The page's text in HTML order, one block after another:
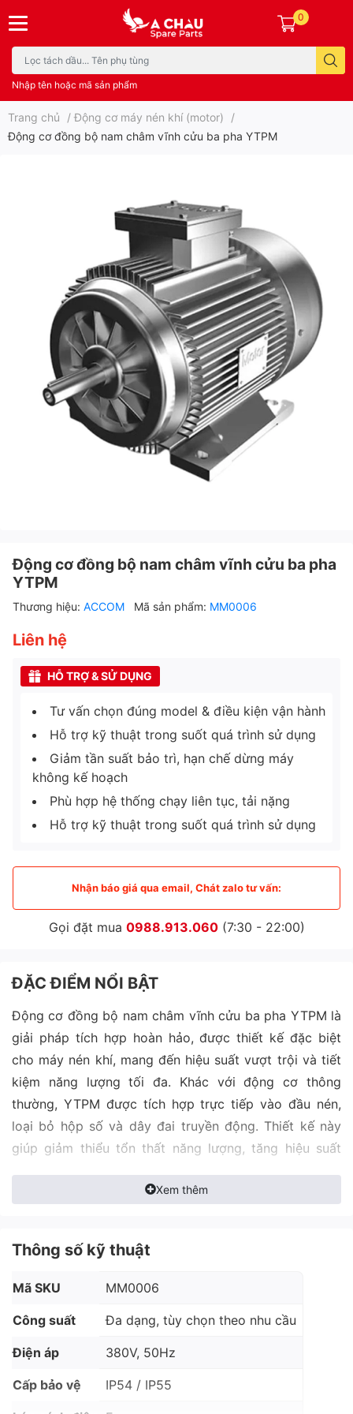
Nhập tên hoặc mã sản phẩm
0
Trang chủ / Động cơ máy nén khí (motor)
/
Động cơ đồng bộ nam châm vĩnh cửu ba pha YTPM
Động cơ đồng bộ nam châm vĩnh cửu ba pha
YTPM
Thương hiệu: ACCOM Mã sản phẩm: MM0006
Liên hệ
HỖ TRỢ & SỬ DỤNG
Tư vấn chọn đúng model & điều kiện vận hành
Hỗ trợ kỹ thuật trong suốt quá trình sử dụng
Giảm tần suất bảo trì, hạn chế dừng máy
không kế hoạch
Phù hợp hệ thống chạy liên tục, tải nặng
Hỗ trợ kỹ thuật trong suốt quá trình sử dụng
Nhận báo giá qua email, Chát zalo tư vấn:
Gọi đặt mua 0988.913.060(7:30 - 22:00)
ĐẶC ĐIỂM NỔI BẬT
Động cơ đồng bộ nam châm vĩnh cửu ba pha YTPM là
giải pháp tích hợp hoàn hảo, được thiết kế đặc biệt
cho máy nén khí, mang đến hiệu suất vượt trội và tiết
kiệm năng lượng tối đa. Khác với động cơ thông
thường, YTPM được tích hợp trực tiếp vào đầu nén,
loại bỏ hộp số và dây đai truyền động. Thiết kế này
giúp giảm thiểu tổn thất năng lượng, tăng hiệu suất
Đặc điểm nổi bật
Hiệu suất vượt trội: Hiệu suất lên đến 95%, cao
thống.
Tiết kiệm năng lượng tối đa: Loại bỏ hộp số và
dây đai truyền động, giảm thiểu tổn thất năng
Xem thêm
Thông số kỹ thuật
Mã SKU MM0006
Công suất Đa dạng, tùy chọn theo nhu cầu
Điện áp 380V, 50Hz
Cấp bảo vệ IP54 / IP55